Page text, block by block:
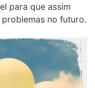
para que assim
no futuro.